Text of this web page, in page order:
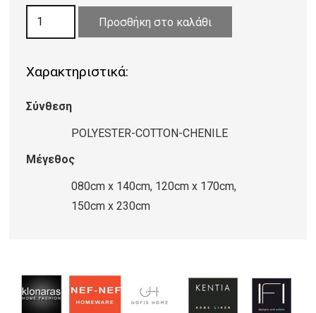
68,80 €
ποσότητα
Προσθήκη στο καλάθι
Χαρακτηριστικά:
Σύνθεση
POLYESTER-COTTON-CHENILE
Μέγεθος
080cm x 140cm, 120cm x 170cm,
150cm x 230cm